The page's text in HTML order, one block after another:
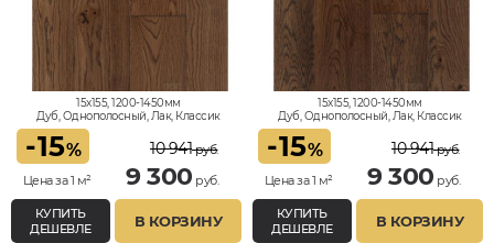
15x155, 1200-1450мм
Дуб, Однополосный, Лак, Классик
-15%
Цена за 1 м²
10 941руб.
9 300 руб.
КУПИТЬ
ДЕШЕВЛЕ
В КОРЗИНУ
15x155, 1200-1450мм
Дуб, Однополосный, Лак, Классик
-15%
Цена за 1 м²
10 941руб.
9 300 руб.
КУПИТЬ
ДЕШЕВЛЕ
В КОРЗИНУ